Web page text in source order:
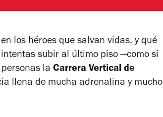
los héroes que salvan vidas, y qué
subir al último piso —como si
la Carrera Vertical de
llena de mucha adrenalina y mucho